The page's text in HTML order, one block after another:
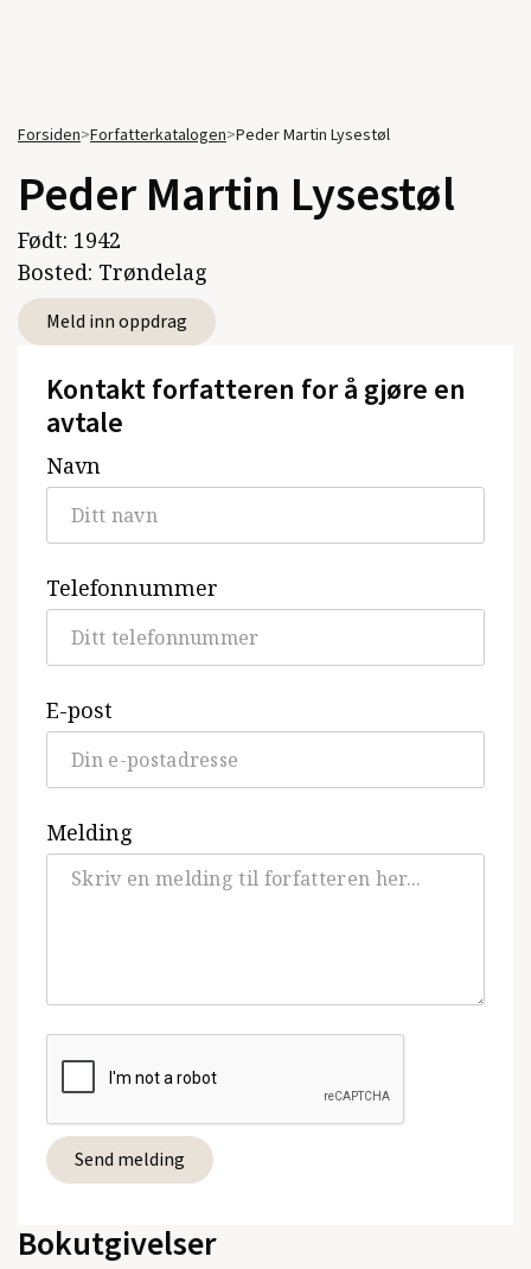
Forsiden>Forfatterkatalogen>Peder Martin Lysestøl
Peder Martin Lysestøl
Født: 1942
Bosted: Trøndelag
Meld inn oppdrag
Kontakt forfatteren for å gjøre en
avtale
Navn
Telefonnummer
E-post
Melding
Bokutgivelser